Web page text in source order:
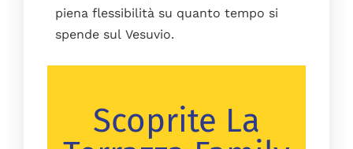
piena flessibilità su quanto tempo si
spende sul Vesuvio.
Scoprite La